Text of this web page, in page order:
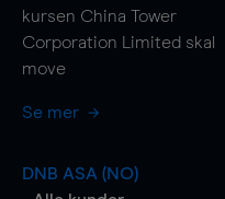
kursen China Tower
Corporation Limited skal
move
Se mer
DNB ASA (NO)